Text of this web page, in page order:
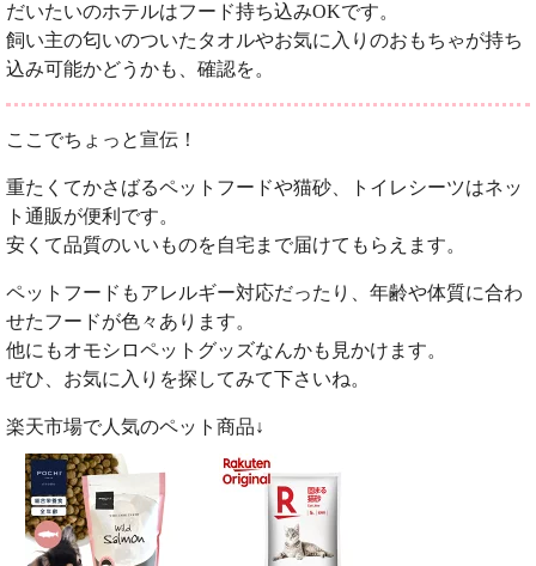
だいたいのホテルはフード持ち込みOKです。
飼い主の匂いのついたタオルやお気に入りのおもちゃが持ち
込み可能かどうかも、確認を。
ここでちょっと宣伝！
重たくてかさばるペットフードや猫砂、トイレシーツはネッ
ト通販が便利です。
安くて品質のいいものを自宅まで届けてもらえます。
ペットフードもアレルギー対応だったり、年齢や体質に合わ
せたフードが色々あります。
他にもオモシロペットグッズなんかも見かけます。
ぜひ、お気に入りを探してみて下さいね。
楽天市場で人気のペット商品↓